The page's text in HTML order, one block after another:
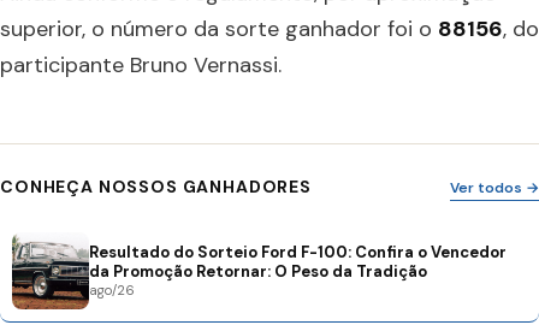
superior, o número da sorte ganhador foi o 88156, do
participante Bruno Vernassi.
CONHEÇA NOSSOS GANHADORES Ver todos →
Resultado do Sorteio Ford F-100: Confira o Vencedor
da Promoção Retornar: O Peso da Tradição
ago/26